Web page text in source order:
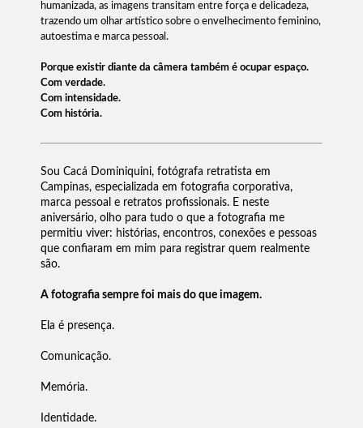
humanizada, as imagens transitam entre força e delicadeza,
trazendo um olhar artístico sobre o envelhecimento feminino,
autoestima e marca pessoal.
Porque existir diante da câmera também é ocupar espaço.
Com verdade.
Com intensidade.
Com história.
Sou Cacá Dominiquini, fotógrafa retratista em
Campinas, especializada em fotografia corporativa,
marca pessoal e retratos profissionais. E neste
aniversário, olho para tudo o que a fotografia me
permitiu viver: histórias, encontros, conexões e pessoas
que confiaram em mim para registrar quem realmente
são.
A fotografia sempre foi mais do que imagem.
Ela é presença.
Comunicação.
Memória.
Identidade.